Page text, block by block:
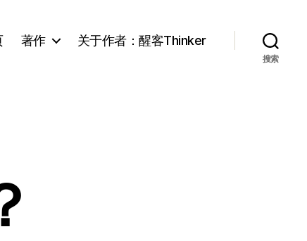
著作 关于作者：醒客Thinker
搜索